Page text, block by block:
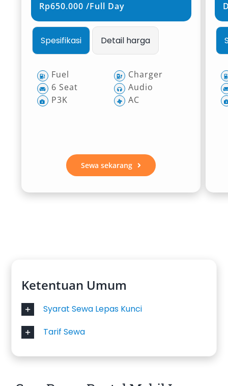
Rp650.000 /Full Day
Spesifikasi Detail harga
Fuel
6 Seat
P3K
Charger
Audio
AC
Sewa sekarang
Ketentuan Umum
Syarat Sewa Lepas Kunci
Tarif Sewa